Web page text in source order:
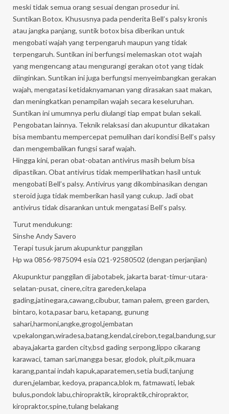
meski tidak semua orang sesuai dengan prosedur ini.
Suntikan Botox. Khususnya pada penderita Bell’s palsy kronis
atau jangka panjang, suntik botox bisa diberikan untuk
mengobati wajah yang terpengaruh maupun yang tidak
terpengaruh. Suntikan ini berfungsi melemaskan otot wajah
yang mengencang atau mengurangi gerakan otot yang tidak
diinginkan. Suntikan ini juga berfungsi menyeimbangkan gerakan
wajah, mengatasi ketidaknyamanan yang dirasakan saat makan,
dan meningkatkan penampilan wajah secara keseluruhan.
Suntikan ini umumnya perlu diulangi tiap empat bulan sekali.
Pengobatan lainnya. Teknik relaksasi dan akupuntur dikatakan
bisa membantu mempercepat pemulihan dari kondisi Bell’s palsy
dan mengembalikan fungsi saraf wajah.
Hingga kini, peran obat-obatan antivirus masih belum bisa
dipastikan. Obat antivirus tidak memperlihatkan hasil untuk
mengobati Bell’s palsy. Antivirus yang dikombinasikan dengan
steroid juga tidak memberikan hasil yang cukup. Jadi obat
antivirus tidak disarankan untuk mengatasi Bell’s palsy.
Turut mendukung:
Sinshe Andy Savero
Terapi tusuk jarum akupunktur panggilan
Hp wa 0856-9875094 esia 021-92580502 (dengan perjanjian)
Akupunktur panggilan di jabotabek, jakarta barat-timur-utara-
selatan-pusat, cinere,citra gareden,kelapa
gading,jatinegara,cawang,cibubur, taman palem, green garden,
bintaro, kota,pasar baru, ketapang, gunung
sahari,harmoni,angke,grogol,jembatan
v,pekalongan,wiradesa,batang,kendal,cirebon,tegal,bandung,sur
abaya,jakarta garden city,bsd gading serpong,lippo cikarang
karawaci, taman sari,mangga besar, glodok, pluit,pik,muara
karang,pantai indah kapuk,aparatemen,setia budi,tanjung
duren,jelambar, kedoya, prapanca,blok m, fatmawati, lebak
bulus,pondok labu,chiropraktik, kiropraktik,chiropraktor,
kiropraktor,spine,tulang belakang